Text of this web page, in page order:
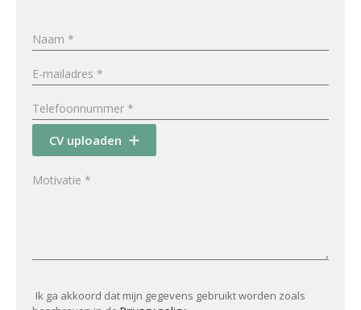
CV uploaden
Ik ga akkoord dat mijn gegevens gebruikt worden zoals